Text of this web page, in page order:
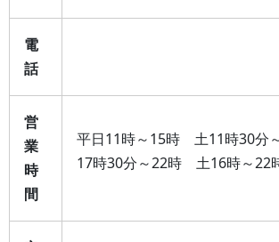
電
話
営
業
時
間
平日11時～15時 土11時30
17時30分～22時 土16時～22